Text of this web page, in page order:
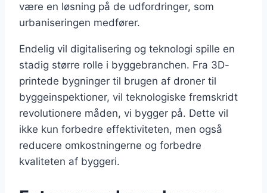
være en løsning på de udfordringer, som
urbaniseringen medfører.
Endelig vil digitalisering og teknologi spille en
stadig større rolle i byggebranchen. Fra 3D-
printede bygninger til brugen af droner til
byggeinspektioner, vil teknologiske fremskridt
revolutionere måden, vi bygger på. Dette vil
ikke kun forbedre effektiviteten, men også
reducere omkostningerne og forbedre
kvaliteten af byggeri.